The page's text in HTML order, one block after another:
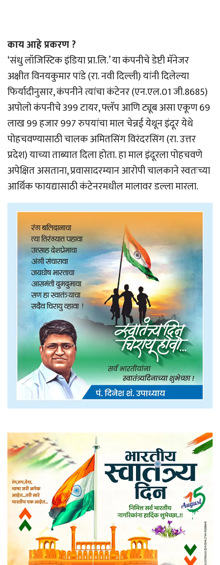
काय आहे प्रकरण ?
‘संधु लॉजिस्टिक इंडिया प्रा.लि.’ या कंपनीचे डेप्टी मॅनेजर
अक्षीत विनयकुमार पांडे (रा. नवी दिल्ली) यांनी दिलेल्या
फिर्यादीनुसार, कंपनीने त्यांचा कंटेनर (एन.एल.01 जी.8685)
अपोलो कंपनीचे 399 टायर, फ्लॅप आणि ट्यूब असा एकूण 69
लाख 99 हजार 997 रुपयांचा माल चेन्नई येथून इंदूर येथे
पोहचवण्यासाठी चालक अमितसिंग विरंदरसिंग (रा. उत्तर
प्रदेश) याच्या ताब्यात दिला होता. हा माल इंदूरला पोहचवणे
अपेक्षित असताना, प्रवासादरम्यान आरोपी चालकाने स्वतःच्या
आर्थिक फायद्यासाठी कंटेनरमधील मालावर डल्ला मारला.